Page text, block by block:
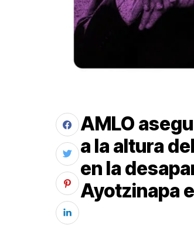
AMLO
a la altura
en la
Ayotzinapa